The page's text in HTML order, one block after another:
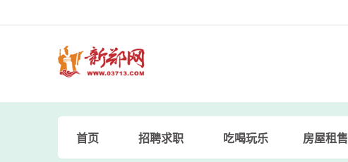
首页 招聘求职 吃喝玩乐 房屋租售